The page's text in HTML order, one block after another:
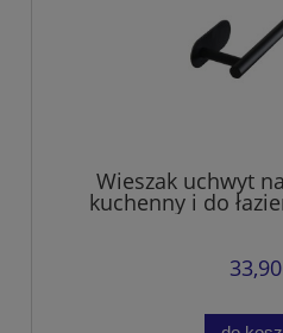
Wieszak uchwyt
kuchenny i do